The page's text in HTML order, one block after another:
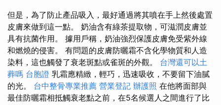
但是，為了防止產品吸入，最好通過將其噴在手上然後處置
皮膚來做到這一點。 奶油含有綠茶提取物，可滋潤皮膚並
具有抗菌作用。 據用戶稱，奶油強烈保護皮膚免受紫外線
和燃燒的侵害。 有問題的皮膚防曬霜不含化學物質和人造
染料，這也觸發了衰老斑點或雀斑的外觀。 台灣還可以土
葬嗎 台胞證 乳霜應精緻，輕巧，迅速吸收，不要留下油膩
的光。 台中整骨專業推薦 營業登記 辦護照 在他將面部與
最佳防曬霜相抵觸衰老點之前，在5名候選人之間進行了比